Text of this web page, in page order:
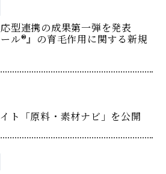
型連携の成果第一弾を発表
ル®』の育毛作用に関する新規
ト「原料・素材ナビ」を公開